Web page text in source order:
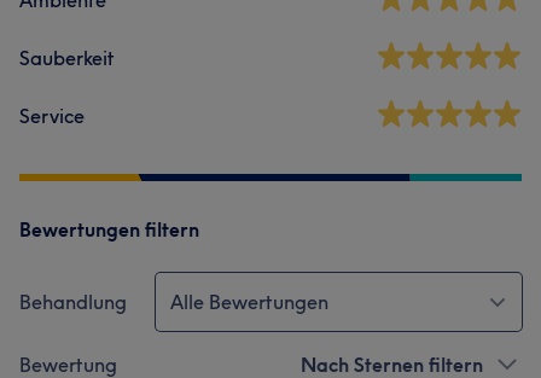
Sauberkeit
Service
Bewertungen filtern
Behandlung Alle Bewertungen
Bewertung Nach Sternen filtern